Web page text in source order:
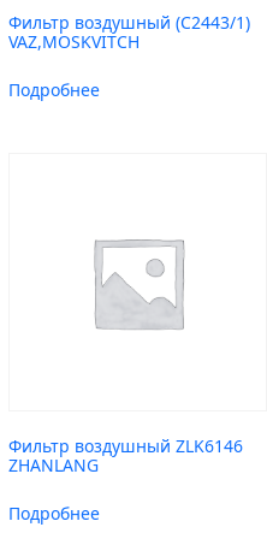
Фильтр воздушный (C2443/1)
VAZ,MOSKVITCH
Подробнее
Фильтр воздушный ZLK6146
ZHANLANG
Подробнее